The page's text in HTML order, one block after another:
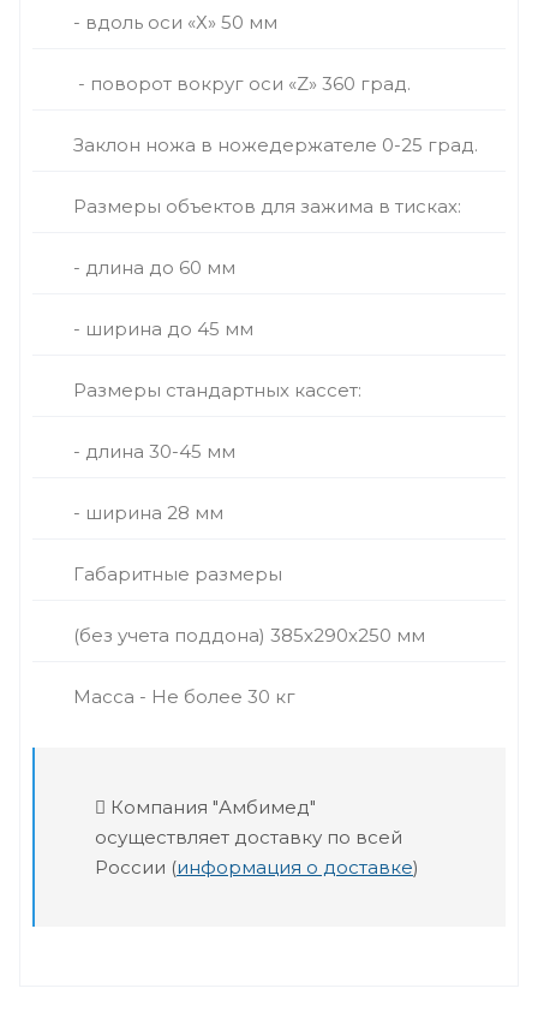
- вдоль оси «Х» 50 мм
- поворот вокруг оси «Z» 360 град.
Заклон ножа в ножедержателе 0-25 град.
Размеры объектов для зажима в тисках:
- длина до 60 мм
- ширина до 45 мм
Размеры стандартных кассет:
- длина 30-45 мм
- ширина 28 мм
Габаритные размеры
(без учета поддона) 385х290х250 мм
Масса - Не более 30 кг
Компания "Амбимед"
осуществляет доставку по всей
России (информация о доставке)